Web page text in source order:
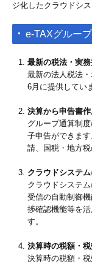
ジ化したクラウドシス
e-TAXグルー
最新の税法・実
最新の法人税法
6月に提供してい
決算から申告書
グループ通算制
子申告ができま
請、国税・地方税
クラウドシステ
クラウドシステ
受信の自動制御
捗確認機能等を
す。
決算時の税額・
決算時の税額・